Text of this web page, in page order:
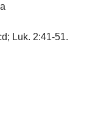
Luk. 2:41-51.